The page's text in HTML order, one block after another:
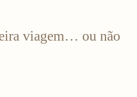
viagem… ou não